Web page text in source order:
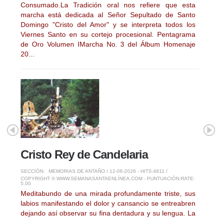
Consumado.La Tradición oral nos refiere que esta
marcha está dedicada al Señor Sepultado de Santo
Domingo "Cristo del Amor" y se interpreta todos los
Viernes Santo en su cortejo procesional. Pentagrama
de Oro Volumen IMarcha No. 3 del Álbum Homenaje
20...
Cristo Rey de Candelaria
SECCIÓN: MEMORIAS DE ANTAÑO / 12-06-2026 - HITS:4811 /
COPYRIGHT © WWW.SEMANASANTAENLÍNEA.COM - PUNTUACIÓN:RATE:
5.00
Meditabundo de una mirada profundamente triste, sus
labios manifestando el dolor y cansancio se entreabren
dejando así observar su fina dentadura y su lengua. La